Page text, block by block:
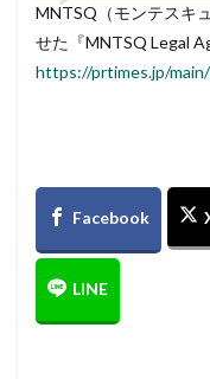
MNTSQ（モンテスキ
せた『MNTSQ Legal
https://prtimes.jp/